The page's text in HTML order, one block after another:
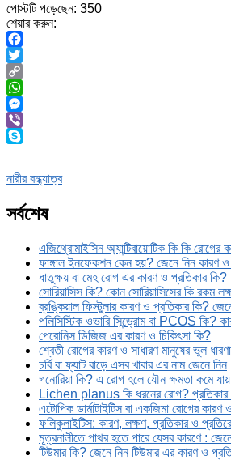
পোস্টটি পড়েছেন: 350
শেয়ার করুন:
Facebook
Twitter
Copy
Link
WhatsApp
Messenger
Viber
নারীর বন্ধ্যাত্ব
সর্বশেষ
এজিথ্রোমাইসিন অ্যান্টিবায়োটিক কি কি রোগের
ফাঙ্গাল ইনফেকশন কেন হয়? জেনে নিন কারণ ও
ধাতুক্ষয় বা মেহ রোগ এর কারণ ও প্রতিকার কি?
সোরিয়াসিস কি? কোন সোরিয়াসিসের কি রকম
ব্রঙ্কিয়াল ফিস্টুলার কারণ ও প্রতিকার কি?
পলিসিস্টিক ওভারি সিন্ড্রোম বা PCOS কি?
পেরোনিস ডিজিজ এর কারণ ও চিকিৎসা কি?
শ্বেতী রোগের কারণ ও সাধারণ মানুষের ভুল ধারণা
চর্বি বা ফ্যাট বাড়ে এসব খাবার এর নাম জেনে নিন
গনোরিয়া কি? এ রোগ হলে যৌন ক্ষমতা কমে
Lichen planus কি ধরনের রোগ? প্রতিকার
এটোপিক ডার্মাটাইটিস বা একজিমা রোগের কারণ
ফলিকুলাইটিস: কারণ, লক্ষণ, প্রতিকার ও
মূত্রনালীতে পাথর হতে পারে যেসব কারণে :
টিউমার কি? জেনে নিন টিউমার এর কারণ ও